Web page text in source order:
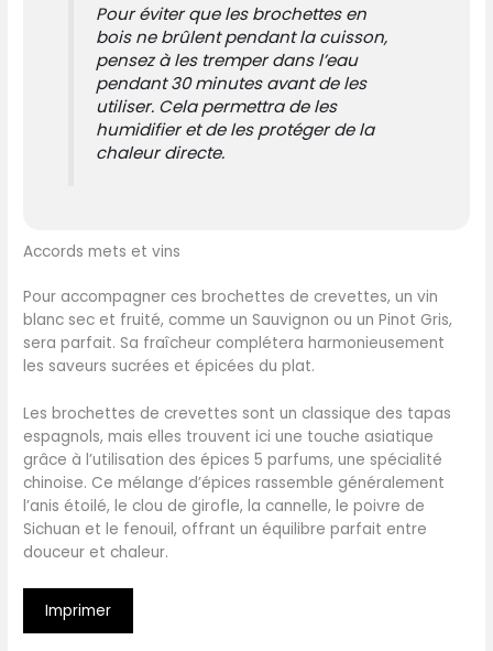
Pour éviter que les brochettes en
bois ne brûlent pendant la cuisson,
pensez à les tremper dans l’eau
pendant 30 minutes avant de les
utiliser. Cela permettra de les
humidifier et de les protéger de la
chaleur directe.
Accords mets et vins
Pour accompagner ces brochettes de crevettes, un vin
blanc sec et fruité, comme un Sauvignon ou un Pinot Gris,
sera parfait. Sa fraîcheur complétera harmonieusement
les saveurs sucrées et épicées du plat.
Les brochettes de crevettes sont un classique des tapas
espagnols, mais elles trouvent ici une touche asiatique
grâce à l’utilisation des épices 5 parfums, une spécialité
chinoise. Ce mélange d’épices rassemble généralement
l’anis étoilé, le clou de girofle, la cannelle, le poivre de
Sichuan et le fenouil, offrant un équilibre parfait entre
douceur et chaleur.
Imprimer